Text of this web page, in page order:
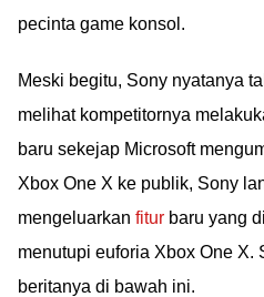
pecinta game konsol.
Meski begitu, Sony nyatanya
melihat kompetitornya
baru sekejap Microsoft
Xbox One X ke publik, Sony
mengeluarkan fitur baru yang
menutupi euforia Xbox One X.
beritanya di bawah ini.